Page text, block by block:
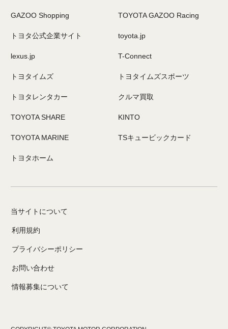
GAZOO Shopping TOYOTA GAZOO Racing
トヨタ公式企業サイト toyota.jp
lexus.jp T-Connect
トヨタイムズ トヨタイムズスポーツ
トヨタレンタカー クルマ買取
TOYOTA SHARE KINTO
TOYOTA MARINE TSキュービックカード
トヨタホーム
当サイトについて
利用規約
プライバシーポリシー
お問い合わせ
情報募集について